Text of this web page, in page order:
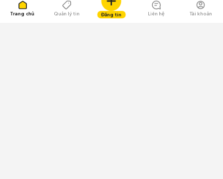
Trang chủ Quản lý tin Đăng tin Liên hệ Tài khoản